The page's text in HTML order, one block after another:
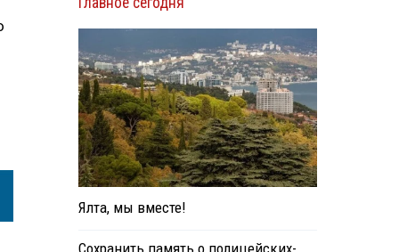
Ялта, мы вместе!